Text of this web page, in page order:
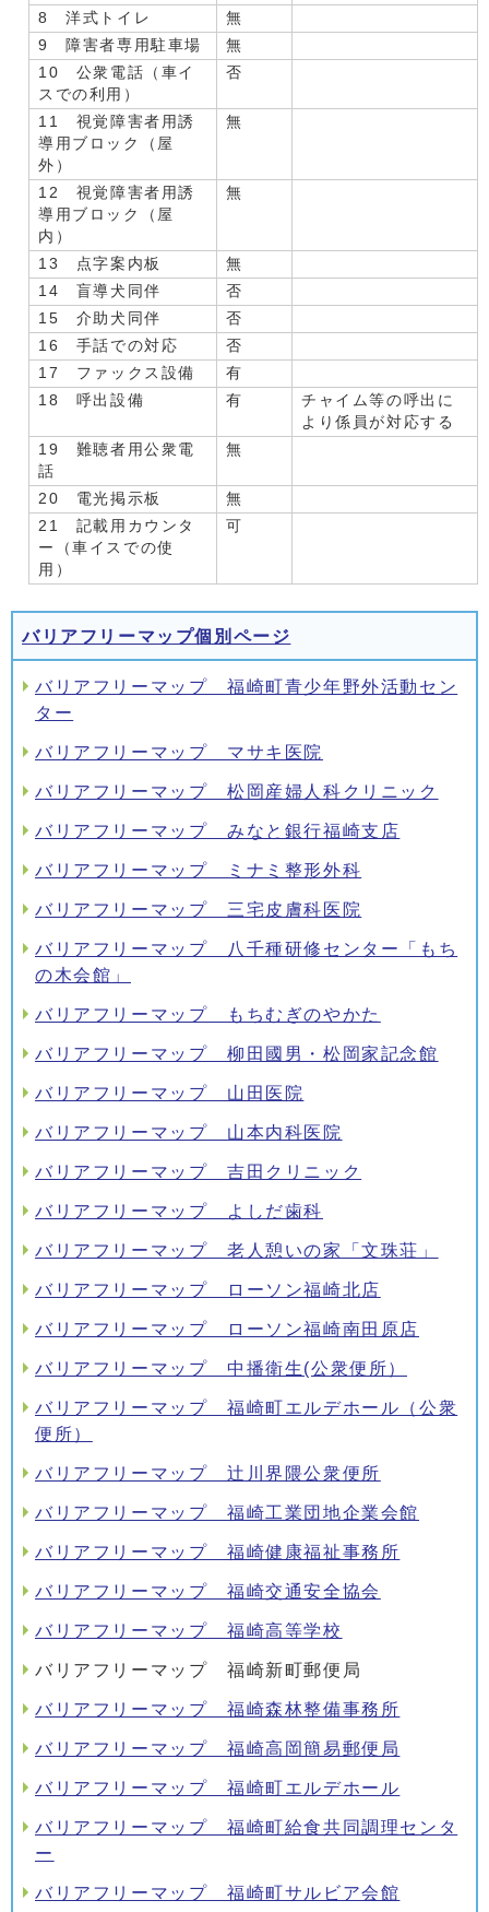
8 洋式トイレ
無
9 障害者専用駐車場
無
10 公衆電話（車イ
スでの利用）
否
11 視覚障害者用誘
導用ブロック（屋
外）
無
12 視覚障害者用誘
導用ブロック（屋
内）
無
13 点字案内板
無
14 盲導犬同伴
否
15 介助犬同伴
否
16 手話での対応
否
17 ファックス設備
有
18 呼出設備
有
チャイム等の呼出に
より係員が対応する
19 難聴者用公衆電
話
無
20 電光掲示板
無
21 記載用カウンタ
ー（車イスでの使
用）
可
バリアフリーマップ個別ページ
バリアフリーマップ 福崎町青少年野外活動セン
ター
バリアフリーマップ マサキ医院
バリアフリーマップ 松岡産婦人科クリニック
バリアフリーマップ みなと銀行福崎支店
バリアフリーマップ ミナミ整形外科
バリアフリーマップ 三宅皮膚科医院
バリアフリーマップ 八千種研修センター「もち
の木会館」
バリアフリーマップ もちむぎのやかた
バリアフリーマップ 柳田國男・松岡家記念館
バリアフリーマップ 山田医院
バリアフリーマップ 山本内科医院
バリアフリーマップ 吉田クリニック
バリアフリーマップ よしだ歯科
バリアフリーマップ 老人憩いの家「文珠荘」
バリアフリーマップ ローソン福崎北店
バリアフリーマップ ローソン福崎南田原店
バリアフリーマップ 中播衛生(公衆便所）
バリアフリーマップ 福崎町エルデホール（公衆
便所）
バリアフリーマップ 辻川界隈公衆便所
バリアフリーマップ 福崎工業団地企業会館
バリアフリーマップ 福崎健康福祉事務所
バリアフリーマップ 福崎交通安全協会
バリアフリーマップ 福崎高等学校
バリアフリーマップ 福崎新町郵便局
バリアフリーマップ 福崎森林整備事務所
バリアフリーマップ 福崎高岡簡易郵便局
バリアフリーマップ 福崎町エルデホール
バリアフリーマップ 福崎町給食共同調理センタ
ー
バリアフリーマップ 福崎町サルビア会館